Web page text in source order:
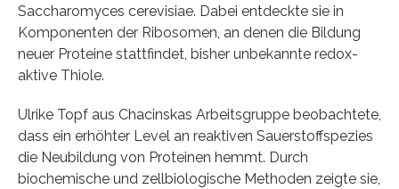
Saccharomyces cerevisiae. Dabei entdeckte sie in
Komponenten der Ribosomen, an denen die Bildung
neuer Proteine stattfindet, bisher unbekannte redox-
aktive Thiole.
Ulrike Topf aus Chacinskas Arbeitsgruppe beobachtete,
dass ein erhöhter Level an reaktiven Sauerstoffspezies
die Neubildung von Proteinen hemmt. Durch
biochemische und zellbiologische Methoden zeigte sie,